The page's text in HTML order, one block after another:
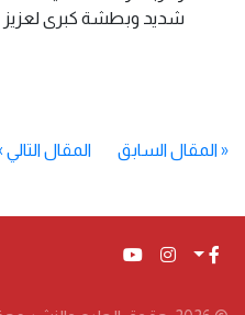
شديد وبطشة كبرى لعزيز
«المقال السابق المقال التالي